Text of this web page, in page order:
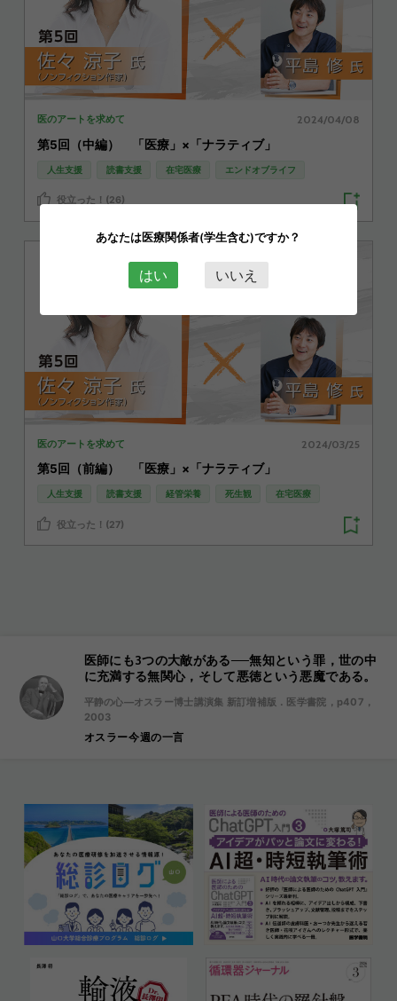
医のアートを求めて 2024/04/08
第5回（中編） 「医療」×「ナラティブ」
人生支援 読書支援 在宅医療 エンドオブライフ
役立った！(26)
医のアートを求めて 2024/03/25
第5回（前編） 「医療」×「ナラティブ」
人生支援 読書支援 経管栄養 死生観 在宅医療
役立った！(27)
医師にも3つの大敵がある──無知という罪，世の中
に充満する無関心，そして悪徳という悪魔である。
平静の心―オスラー博士講演集 新訂増補版．医学書院，p407，
2003
オスラー今週の一言
あなたは医療関係者(学生含む)ですか？
はい いいえ